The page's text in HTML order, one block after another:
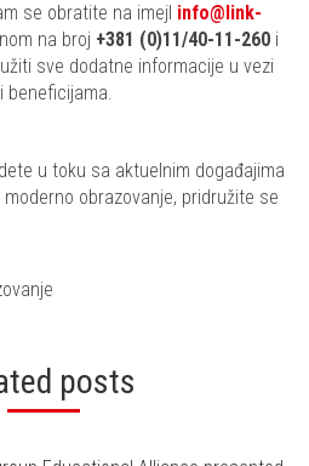
se obratite na imejl info@link-
na broj +381 (0)11/40-11-260 i
sve dodatne informacije u vezi
beneficijama.
u toku sa aktuelnim događajima
obrazovanje, pridružite se
posts